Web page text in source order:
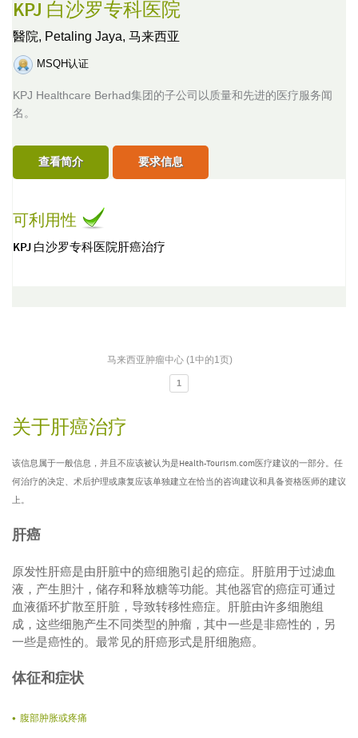
KPJ 白沙罗专科医院
醫院, Petaling Jaya, 马来西亚
MSQH认证
KPJ Healthcare Berhad集团的子公司以质量和先进的医疗服务闻
名。
查看简介 要求信息
可利用性
KPJ 白沙罗专科医院肝癌治疗
马来西亚肿瘤中心 (1中的1页)
1
关于肝癌治疗
该信息属于一般信息，并且不应该被认为是Health-Tourism.com医疗建议的一部分。任
何治疗的决定、术后护理或康复应该单独建立在恰当的咨询建议和具备资格医师的建议
上。
肝癌
原发性肝癌是由肝脏中的癌细胞引起的癌症。肝脏用于过滤血
液，产生胆汁，储存和释放糖等功能。其他器官的癌症可通过
血液循环扩散至肝脏，导致转移性癌症。肝脏由许多细胞组
成，这些细胞产生不同类型的肿瘤，其中一些是非癌性的，另
一些是癌性的。最常见的肝癌形式是肝细胞癌。
体征和症状
腹部肿胀或疼痛